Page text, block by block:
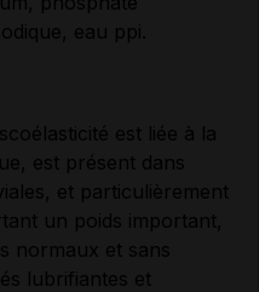
eau ppi.
est liée à la
est présent dans
et particulièrement
un poids important,
normaux et sans
lubrifiantes et